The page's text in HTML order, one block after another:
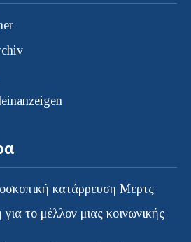
κατάρρευση Μερτς
το μέλλον μιας κοινωνικής